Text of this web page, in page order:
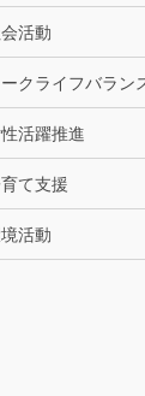
活動
ークライフバラン
活躍推進
て支援
活動